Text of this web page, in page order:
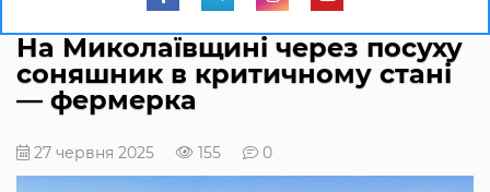
На Миколаївщині через посуху
соняшник в критичному стані
— фермерка
27 червня 2025 155 0